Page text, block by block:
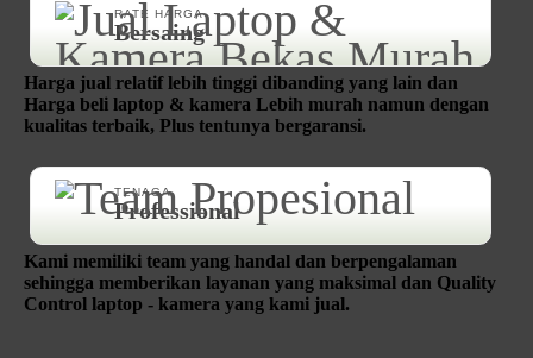
RATE HARGA
Bersaing
Harga jual relatif lebih tinggi dibanding yang lain dan
Harga beli laptop & kamera Lebih murah namun dengan
kualitas terbaik, Plus tentunya bergaransi.
TENAGA
Professional
Kami memiliki team yang handal dan berpengalaman
sehingga memberikan layanan yang maksimal dan Quality
Control laptop - kamera yang kami jual.